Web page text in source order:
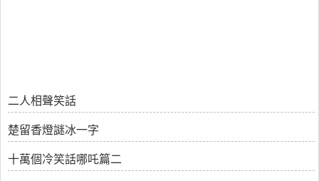
二人相聲笑話
楚留香燈謎冰一字
十萬個冷笑話哪吒篇二